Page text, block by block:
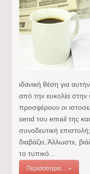
ιδανική θέση για
από την ευκολία
προσφέρουν οι
send του email της και
συνοδευτική
διαβάζει; Άλλωστε,
το τυπικό...
Περισσότερα...